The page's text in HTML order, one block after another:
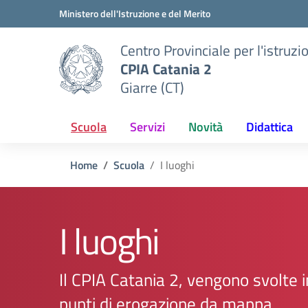
Vai ai contenuti
Vai al menu di navigazioneMinistero dell'Istruzione e del Merito
Centro Provinciale per
CPIA Catania 2
Giarre (CT)
Scuola Servizi Novità Didattica
Home Scuola I luoghi
I luoghi
Il CPIA Catania 2, vengono svolte